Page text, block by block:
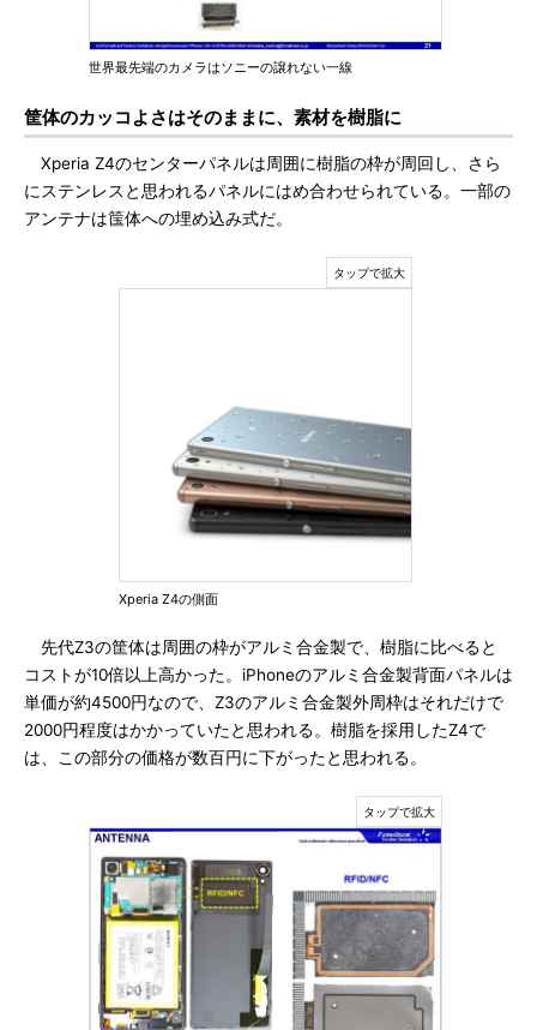
世界最先端のカメラはソニーの譲れない一線
筐体のカッコよさはそのままに、素材を樹脂に
Xperia Z4のセンターパネルは周囲に樹脂の枠が周回し、さら
にステンレスと思われるパネルにはめ合わせられている。一部の
アンテナは筺体への埋め込み式だ。
Xperia Z4の側面
先代Z3の筐体は周囲の枠がアルミ合金製で、樹脂に比べると
コストが10倍以上高かった。iPhoneのアルミ合金製背面パネルは
単価が約4500円なので、Z3のアルミ合金製外周枠はそれだけで
2000円程度はかかっていたと思われる。樹脂を採用したZ4で
は、この部分の価格が数百円に下がったと思われる。